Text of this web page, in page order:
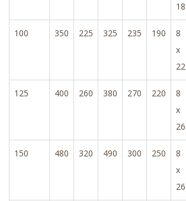
18
100 350 225 325 235 190
8
x
22
125 400 260 380 270 220
8
x
26
150 480 320 490 300 250
8
x
26